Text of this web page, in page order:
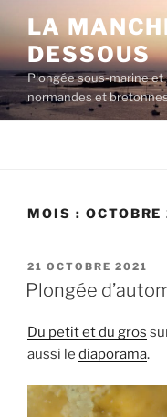
contenu
principal
LA
DESSOUS
Plongée sous-marine
normandes et
MOIS :
PUBLIÉ
LE
21 OCTOBRE 2021
Plongée
Du petit et du gros
aussi le diaporama.